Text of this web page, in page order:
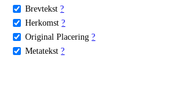
Brevtekst ?
Herkomst ?
Original Placering ?
Metatekst ?